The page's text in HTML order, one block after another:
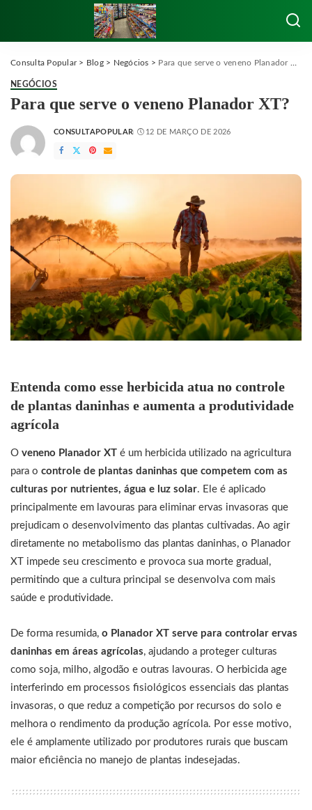
Consulta Popular> Blog> Negócios > Para que serve o veneno Planador XT?
NEGÓCIOS
Para que serve o veneno Planador XT?
BY
CONSULTAPOPULAR 12 DE MARÇO DE 2026
Entenda como esse herbicida atua no controle
de plantas daninhas e aumenta a produtividade
agrícola
O veneno Planador XT é um herbicida utilizado na agricultura
para o controle de plantas daninhas que competem com as
culturas por nutrientes, água e luz solar. Ele é aplicado
principalmente em lavouras para eliminar ervas invasoras que
prejudicam o desenvolvimento das plantas cultivadas. Ao agir
diretamente no metabolismo das plantas daninhas, o Planador
XT impede seu crescimento e provoca sua morte gradual,
permitindo que a cultura principal se desenvolva com mais
saúde e produtividade.
De forma resumida, o Planador XT serve para controlar ervas
daninhas em áreas agrícolas, ajudando a proteger culturas
como soja, milho, algodão e outras lavouras. O herbicida age
interferindo em processos fisiológicos essenciais das plantas
invasoras, o que reduz a competição por recursos do solo e
melhora o rendimento da produção agrícola. Por esse motivo,
ele é amplamente utilizado por produtores rurais que buscam
maior eficiência no manejo de plantas indesejadas.